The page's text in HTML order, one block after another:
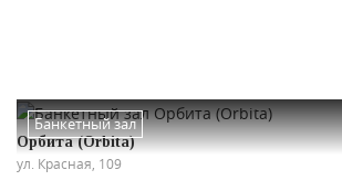
Банкетный зал
Орбита (Orbita)
ул. Красная, 109